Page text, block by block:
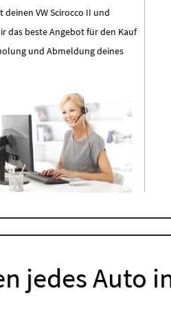
deinen VW Scirocco II und
das beste Angebot für den Kauf
und Abmeldung deines
jedes Auto